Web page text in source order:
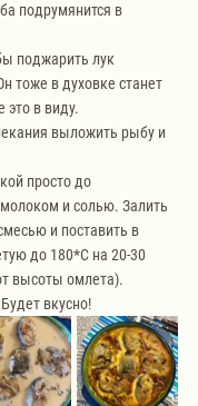
подрумянится в
поджарить лук
тоже в духовке станет
это в виду.
выложить рыбу и
просто до
и солью. Залить
и поставить в
до 180*С на 20-30
высоты омлета).
вкусно!